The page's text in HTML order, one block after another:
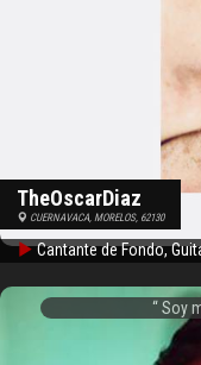
TheOscarDiaz
CUERNAVACA, MORELOS, 62130
Cantante de Fondo, Guitarra
Soy